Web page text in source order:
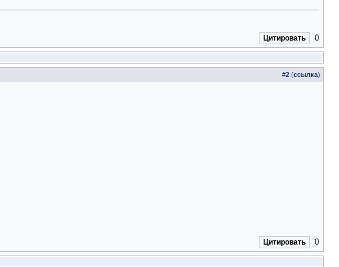
Цитировать 0
#2 (ссылка)
Цитировать 0